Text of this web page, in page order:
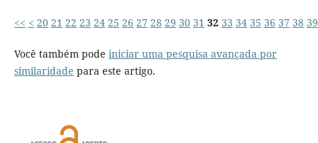
<< < 20 21 22 23 24 25 26 27 28 29 30 31 32 33 34 35 36 37 38 39
Você também pode iniciar uma pesquisa avançada por
similaridade para este artigo.